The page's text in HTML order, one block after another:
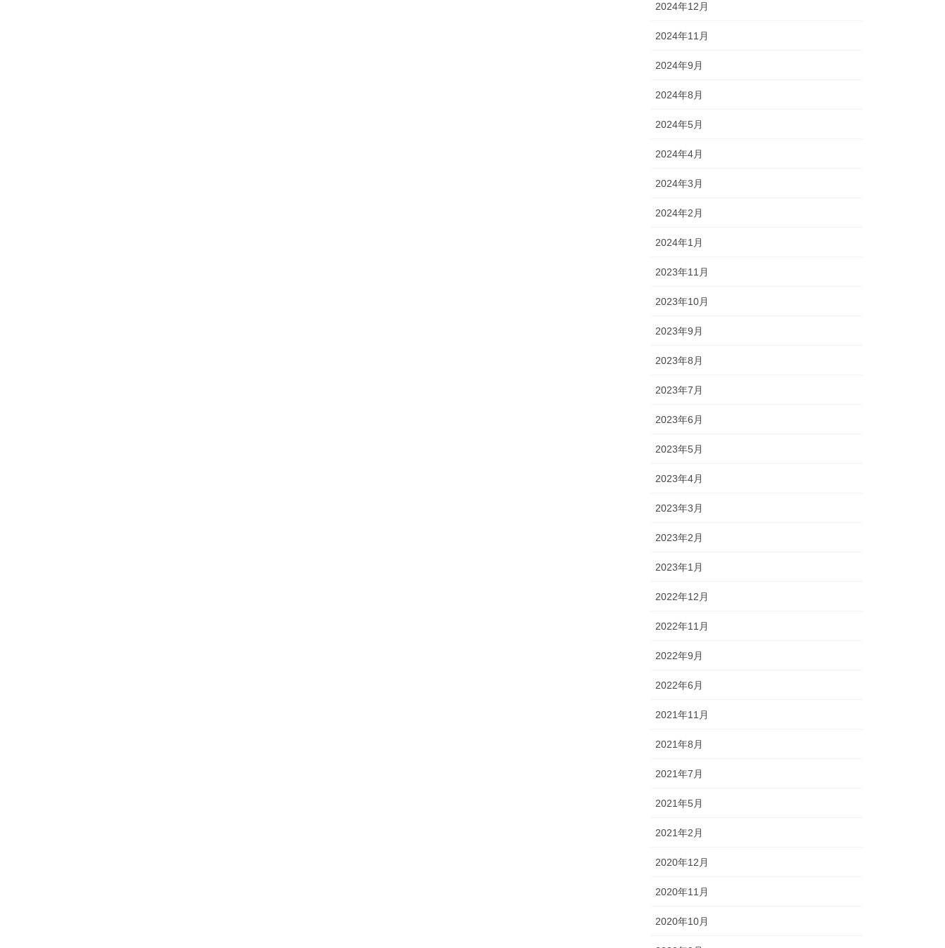
2024年12月
2024年11月
2024年9月
2024年8月
2024年5月
2024年4月
2024年3月
2024年2月
2024年1月
2023年11月
2023年10月
2023年9月
2023年8月
2023年7月
2023年6月
2023年5月
2023年4月
2023年3月
2023年2月
2023年1月
2022年12月
2022年11月
2022年9月
2022年6月
2021年11月
2021年8月
2021年7月
2021年5月
2021年2月
2020年12月
2020年11月
2020年10月